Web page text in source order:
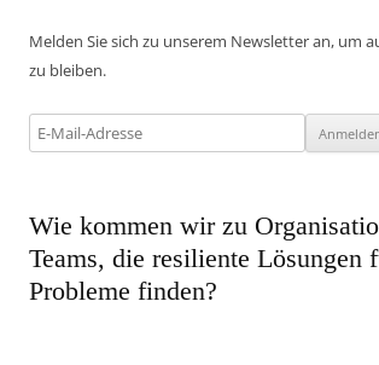
Melden Sie sich zu unserem Newsletter an, um
zu bleiben.
Wie kommen wir zu
Teams, die resiliente Lösungen
Probleme finden?